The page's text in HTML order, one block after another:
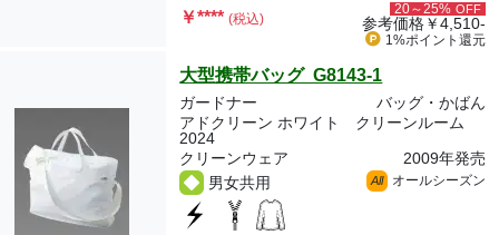
￥**** (税込)
20～25% OFF
参考価格￥4,510-
1%ポイント 還元
大型携帯バッグ G8143-1
ガードナー
バッグ・かばん
アドクリーン ホワイト クリーンルーム
2024
クリーンウェア
2009年発売
男女共用
All オールシーズン